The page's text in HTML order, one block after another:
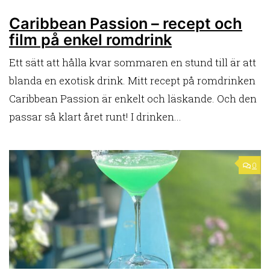
Caribbean Passion – recept och
film på enkel romdrink
Ett sätt att hålla kvar sommaren en stund till är att
blanda en exotisk drink. Mitt recept på romdrinken
Caribbean Passion är enkelt och läskande. Och den
passar så klart året runt! I drinken...
0